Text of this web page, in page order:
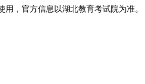
，官方信息以湖北教育考试院为准。